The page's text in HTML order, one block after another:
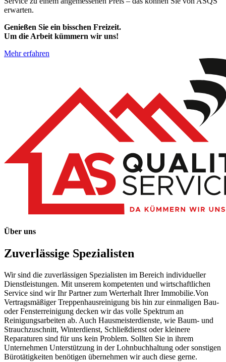
erwarten.
Genießen Sie ein bisschen Freizeit.
Um die Arbeit kümmern wir uns!
Mehr erfahren
Über uns
Zuverlässige Spezialisten
Wir sind die zuverlässigen Spezialisten im Bereich individueller
Dienstleistungen. Mit unserem kompetenten und wirtschaftlichen
Service sind wir Ihr Partner zum Werterhalt Ihrer Immobilie.Von
Vertragsmäßiger Treppenhausreinigung bis hin zur einmaligen Bau-
oder Fensterreinigung decken wir das volle Spektrum an
Reinigungsarbeiten ab. Auch Hausmeisterdienste, wie Baum- und
Strauchzuschnitt, Winterdienst, Schließdienst oder kleinere
Reparaturen sind für uns kein Problem. Sollten Sie in ihrem
Unternehmen Unterstützung in der Lohnbuchhaltung oder sonstigen
Bürotätigkeiten benötigen übernehmen wir auch diese gerne.